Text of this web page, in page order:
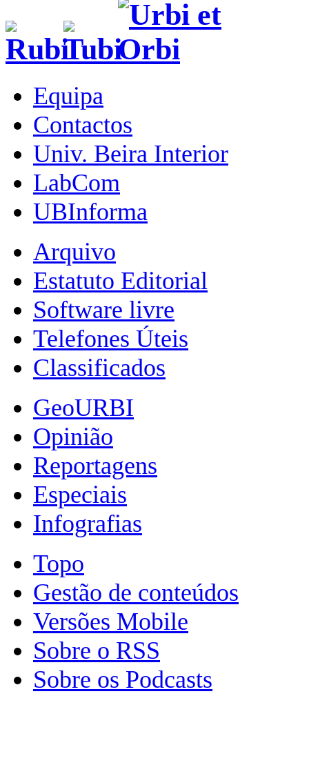
Equipa
Contactos
Univ. Beira Interior
LabCom
UBInforma
Arquivo
Estatuto Editorial
Software livre
Telefones Úteis
Classificados
GeoURBI
Opinião
Reportagens
Especiais
Infografias
Topo
Gestão de conteúdos
Versões Mobile
Sobre o RSS
Sobre os Podcasts